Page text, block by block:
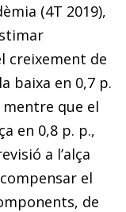
(4T 2019),
creixement de
baixa en 0,7 p.
que el
en 0,8 p. p.,
a l’alça
el
de